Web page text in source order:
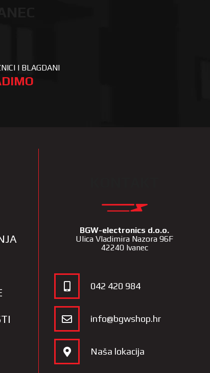
I BLAGDANI
BGW-electronics d.o.o.
Ulica Vladimira Nazora 96F
42240 Ivanec
042 420 984
info@bgwshop.hr
Naša lokacija